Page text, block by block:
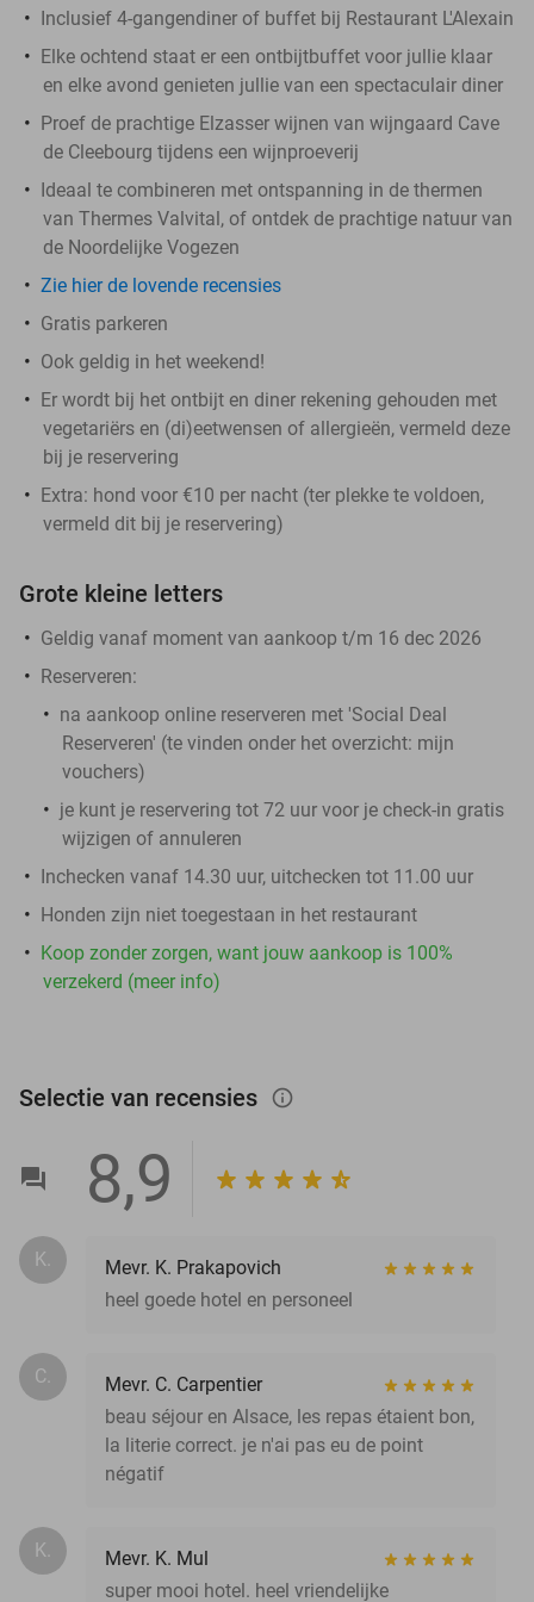
Inclusief 4-gangendiner of buffet bij Restaurant L'Alexain
Elke ochtend staat er een ontbijtbuffet voor jullie klaar
en elke avond genieten jullie van een spectaculair diner
Proef de prachtige Elzasser wijnen van wijngaard Cave
de Cleebourg tijdens een wijnproeverij
Ideaal te combineren met ontspanning in de thermen
van Thermes Valvital, of ontdek de prachtige natuur van
de Noordelijke Vogezen
Zie hier de lovende recensies
Gratis parkeren
Ook geldig in het weekend!
Er wordt bij het ontbijt en diner rekening gehouden met
vegetariërs en (di)eetwensen of allergieën, vermeld deze
bij je reservering
Extra: hond voor €10 per nacht (ter plekke te voldoen,
vermeld dit bij je reservering)
Grote kleine letters
Geldig vanaf moment van aankoop t/m 16 dec 2026
Reserveren:
na aankoop online reserveren met 'Social Deal
Reserveren' (te vinden onder het overzicht: mijn
vouchers)
je kunt je reservering tot 72 uur voor je check-in gratis
wijzigen of annuleren
Inchecken vanaf 14.30 uur, uitchecken tot 11.00 uur
Honden zijn niet toegestaan in het restaurant
Koop zonder zorgen, want jouw aankoop is 100%
verzekerd (meer info)
Selectie van recensies info_outlined
8,9
K.
Mevr. K. Prakapovich
heel goede hotel en personeel
C.
Mevr. C. Carpentier
beau séjour en Alsace, les repas étaient bon,
la literie correct. je n'ai pas eu de point
négatif
K.
Mevr. K. Mul
super mooi hotel. heel vriendelijke